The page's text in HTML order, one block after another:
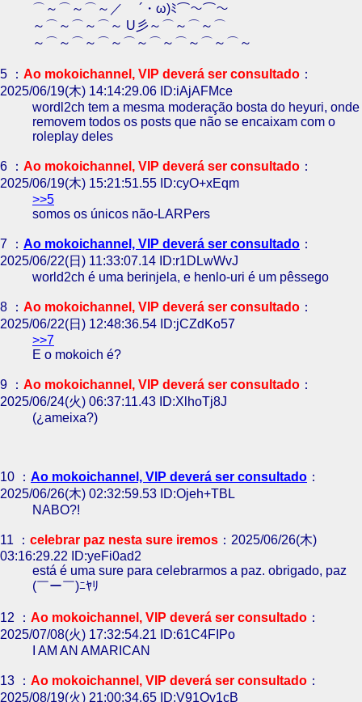
⌒～⌒～⌒～／ ´・ω)ﾐ⌒～⌒～
～⌒～⌒～⌒～ U彡～⌒～⌒～⌒
～⌒～⌒～⌒～⌒～⌒～⌒～⌒～⌒～
5 ： Ao mokoichannel, VIP deverá ser consultado ：
2025/06/19(木) 14:14:29.06 ID:iAjAFMce
wordl2ch tem a mesma moderação bosta do heyuri, onde
removem todos os posts que não se encaixam com o
roleplay deles
6 ： Ao mokoichannel, VIP deverá ser consultado ：
2025/06/19(木) 15:21:51.55 ID:cyO+xEqm
>>5
somos os únicos não-LARPers
7 ： Ao mokoichannel, VIP deverá ser consultado ：
2025/06/22(日) 11:33:07.14 ID:r1DLwWvJ
world2ch é uma berinjela, e henlo-uri é um pêssego
8 ： Ao mokoichannel, VIP deverá ser consultado ：
2025/06/22(日) 12:48:36.54 ID:jCZdKo57
>>7
E o mokoich é?
9 ： Ao mokoichannel, VIP deverá ser consultado ：
2025/06/24(火) 06:37:11.43 ID:XlhoTj8J
(¿ameixa?)
10 ： Ao mokoichannel, VIP deverá ser consultado ：
2025/06/26(木) 02:32:59.53 ID:Ojeh+TBL
NABO?!
11 ： celebrar paz nesta sure iremos ：2025/06/26(木)
03:16:29.22 ID:yeFi0ad2
está é uma sure para celebrarmos a paz. obrigado, paz
(￣ー￣)ﾆﾔﾘ
12 ： Ao mokoichannel, VIP deverá ser consultado ：
2025/07/08(火) 17:32:54.21 ID:61C4FIPo
I AM AN AMARICAN
13 ： Ao mokoichannel, VIP deverá ser consultado ：
2025/08/19(火) 21:00:34.65 ID:V91Qv1cB